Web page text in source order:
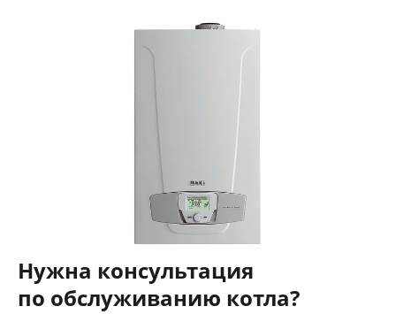
Нужна консультация
по обслуживанию котла?